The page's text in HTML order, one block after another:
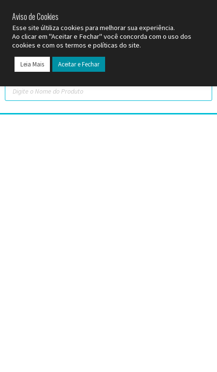
Aviso de Cookies
Esse site últiliza cookies para melhorar sua experiência.
Ao clicar em "Aceitar e Fechar" você concorda com o uso dos
cookies e com os termos e políticas do site.
Leia Mais Aceitar e Fechar